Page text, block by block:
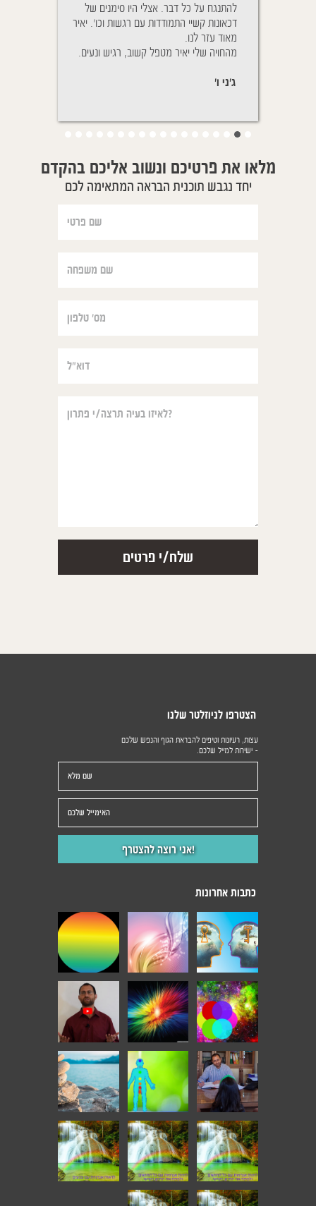
מלאו את פרטיכם ונשוב אליכם בהקדם
יחד נגבש תוכנית הבראה המתאימה לכם
אצלי היו סימנים של
עם רגשות וכו'. יאיר
קשוב, רגיש ונעים.
אחרי כמעט 4 שנים שאני יכולה לשמוע את
נשימותיו של בני מהחדר הסמוך הפסקתי
לשמוע אותו, הייתי ניגשת אליו כמה פעמים
על מנת לבדוק שאכן הכל בסדר, ומגלה
כתבות אחרונות
הצטרפו לניוזלטר שלנו
עצות, רעיונות וטיפים להבראת הגוף והנפש שלכם
- ישירות למייל שלכם.